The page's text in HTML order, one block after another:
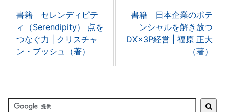
書籍 セレンディピテ
ィ（Serendipity） 点を
つなぐ力 | クリスチャ
ン・ブッシュ（著）
書籍 日本企業のポテ
ンシャルを解き放つ
DX×3P経営 | 福原 正大
（著）